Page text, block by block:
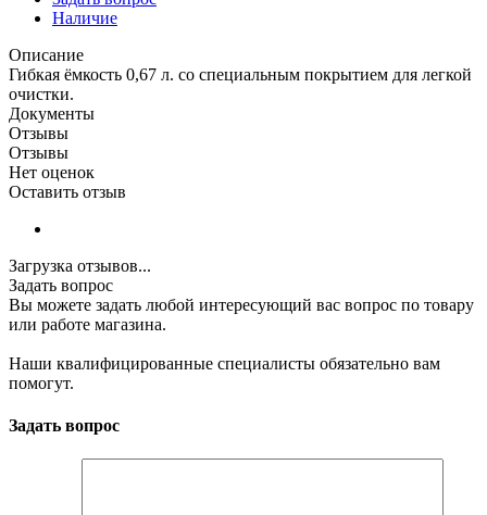
Наличие
Описание
Гибкая ёмкость 0,67 л. со специальным покрытием для легкой
очистки.
Документы
Отзывы
Отзывы
Нет оценок
Оставить отзыв
Загрузка отзывов...
Задать вопрос
Вы можете задать любой интересующий вас вопрос по товару
или работе магазина.
Наши квалифицированные специалисты обязательно вам
помогут.
Задать вопрос